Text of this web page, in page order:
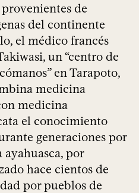
de
del continente
el médico francés
un “centro de
en Tarapoto,
medicina
medicina
el conocimiento
generaciones por
ayahuasca, por
hace cientos de
por pueblos de